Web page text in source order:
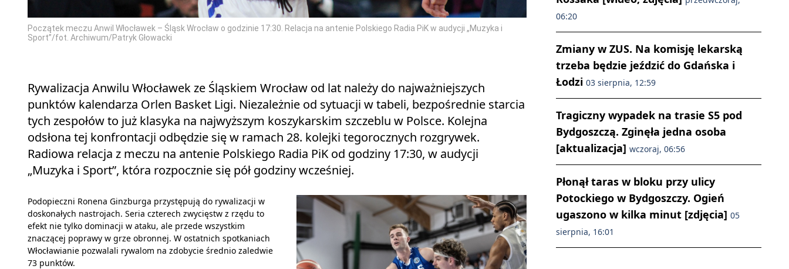
Początek meczu Anwil Włocławek – Śląsk Wrocław o godzinie 17:30. Relacja na antenie Polskiego Radia PiK w audycji „Muzyka i
Sport”/fot. Archiwum/Patryk Głowacki
Rywalizacja Anwilu Włocławek ze Śląskiem Wrocław od lat należy do najważniejszych
punktów kalendarza Orlen Basket Ligi. Niezależnie od sytuacji w tabeli, bezpośrednie starcia
tych zespołów to już klasyka na najwyższym koszykarskim szczeblu w Polsce. Kolejna
odsłona tej konfrontacji odbędzie się w ramach 28. kolejki tegorocznych rozgrywek.
Radiowa relacja z meczu na antenie Polskiego Radia PiK od godziny 17:30, w audycji
„Muzyka i Sport”, która rozpocznie się pół godziny wcześniej.
Podopieczni Ronena Ginzburga przystępują do rywalizacji w
doskonałych nastrojach. Seria czterech zwycięstw z rzędu to
efekt nie tylko dominacji w ataku, ale przede wszystkim
znaczącej poprawy w grze obronnej. W ostatnich spotkaniach
Włocławianie pozwalali rywalom na zdobycie średnio zaledwie
73 punktów.
06:20
Zmiany w ZUS. Na komisję lekarską
trzeba będzie jeździć do Gdańska i
Łodzi 03 sierpnia, 12:59
Tragiczny wypadek na trasie S5 pod
Bydgoszczą. Zginęła jedna osoba
[aktualizacja] wczoraj, 06:56
Płonął taras w bloku przy ulicy
Potockiego w Bydgoszczy. Ogień
ugaszono w kilka minut [zdjęcia] 05
sierpnia, 16:01